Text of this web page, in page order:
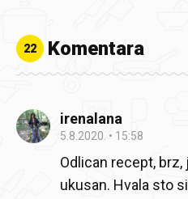
22 Komentara
irenalana
5.8.2020. 15:58
Odlican recept,
ukusan. Hvala sto